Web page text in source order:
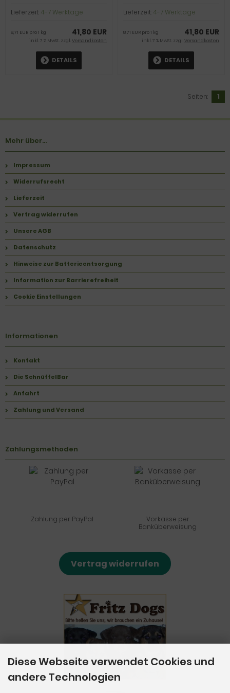
Lieferzeit: 4-7 Werktage
41,80 EUR
8,71 EUR pro 1 kg
inkl. 7 % MwSt. zzgl.Versandkosten
DETAILS
Lieferzeit: 4-7 Werktage
41,80 EUR
8,71 EUR pro 1 kg
inkl. 7 % MwSt. zzgl.Versandkosten
DETAILS
Seiten: 1
Mehr über...
Impressum
Widerrufsrecht
Lieferzeit
Vertrag widerrufen
Unsere AGB
Datenschutz
Hinweise zur Batterieentsorgung
Information zur Barrierefreiheit
Cookie Einstellungen
Informationen
Kontakt
Die SchnüffelBar
Anfahrt
Zahlung und Versand
Zahlungsmethoden
Zahlung per PayPal
Vorkasse per
Banküberweisung
Vertrag widerrufen
Diese Webseite verwendet Cookies und
andere Technologien